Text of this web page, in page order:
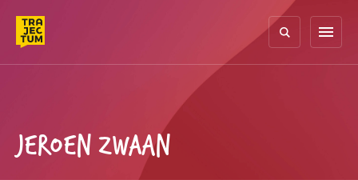
content
menu
JEROEN ZWAAN